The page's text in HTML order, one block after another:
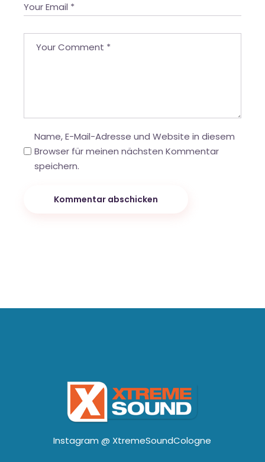
Name, E-Mail-Adresse und Website in diesem
Browser für meinen nächsten Kommentar
speichern.
Kommentar abschicken
Instagram @ XtremeSoundCologne